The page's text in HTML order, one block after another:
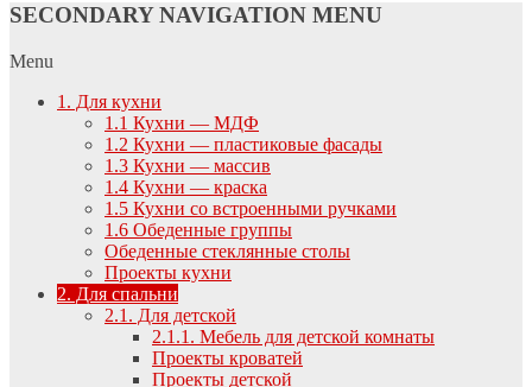
SECONDARY NAVIGATION MENU
Menu
1. Для кухни
1.1 Кухни — МДФ
1.2 Кухни — пластиковые фасады
1.3 Кухни — массив
1.4 Кухни — краска
1.5 Кухни со встроенными ручками
1.6 Обеденные группы
Обеденные стеклянные столы
Проекты кухни
2. Для спальни
2.1. Для детской
2.1.1. Мебель для детской комнаты
Проекты кроватей
Проекты детской